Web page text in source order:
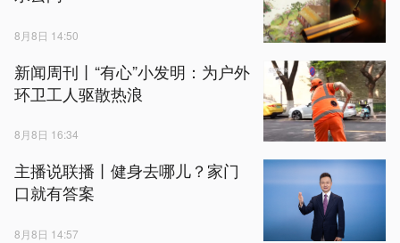
8月8日 14:50
新闻周刊丨“有心”小发明：为户外
环卫工人驱散热浪
8月8日 16:34
主播说联播丨健身去哪儿？家门
口就有答案
8月8日 14:57